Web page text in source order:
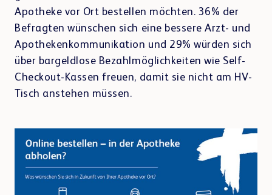
Apotheke vor Ort bestellen möchten. 36% der
Befragten wünschen sich eine bessere Arzt- und
Apothekenkommunikation und 29% würden sich
über bargeldlose Bezahlmöglichkeiten wie Self-
Checkout-Kassen freuen, damit sie nicht am HV-
Tisch anstehen müssen.